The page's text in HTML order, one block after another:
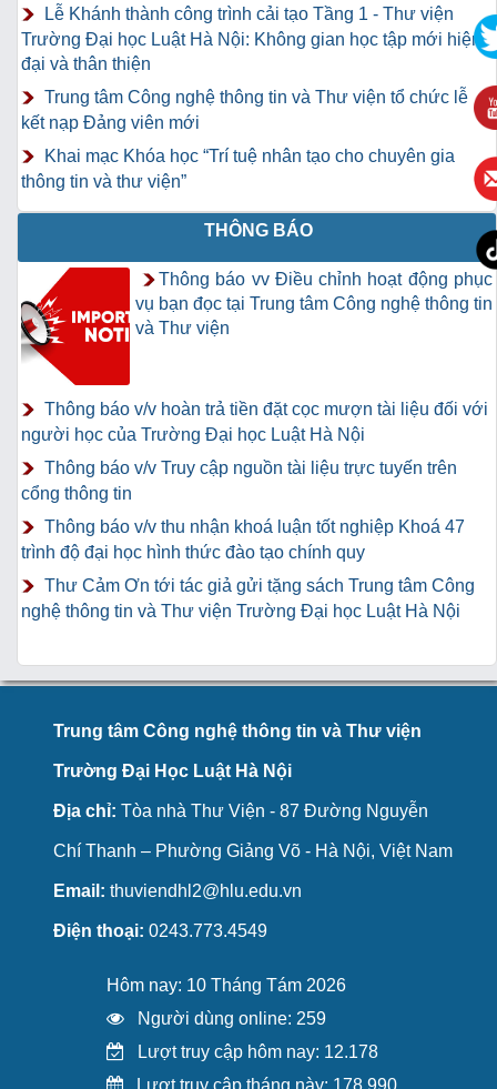
Lễ Khánh thành công trình cải tạo Tầng 1 - Thư viện
Trường Đại học Luật Hà Nội: Không gian học tập mới hiện
đại và thân thiện
Trung tâm Công nghệ thông tin và Thư viện tổ chức lễ
kết nạp Đảng viên mới
Khai mạc Khóa học “Trí tuệ nhân tạo cho chuyên gia
thông tin và thư viện”
THÔNG BÁO
Thông báo vv Điều chỉnh hoạt động phục
vụ bạn đọc tại Trung tâm Công nghệ thông tin
và Thư viện
Thông báo v/v hoàn trả tiền đặt cọc mượn tài liệu đối với
người học của Trường Đại học Luật Hà Nội
Thông báo v/v Truy cập nguồn tài liệu trực tuyến trên
cổng thông tin
Thông báo v/v thu nhận khoá luận tốt nghiệp Khoá 47
trình độ đại học hình thức đào tạo chính quy
Thư Cảm Ơn tới tác giả gửi tặng sách Trung tâm Công
nghệ thông tin và Thư viện Trường Đại học Luật Hà Nội
Trung tâm Công nghệ thông tin và Thư viện
Trường Đại Học Luật Hà Nội
Địa chỉ: Tòa nhà Thư Viện - 87 Đường Nguyễn
Chí Thanh – Phường Giảng Võ - Hà Nội, Việt Nam
Email: thuviendhl2@hlu.edu.vn
Điện thoại: 0243.773.4549
Hôm nay: 10 Tháng Tám 2026
Người dùng online: 259
Lượt truy cập hôm nay: 12.178
Lượt truy cập tháng này: 178.990